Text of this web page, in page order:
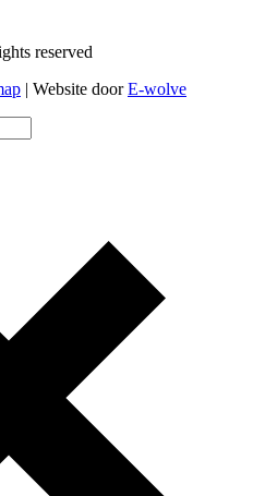
reserved
| Website doorE-wolve